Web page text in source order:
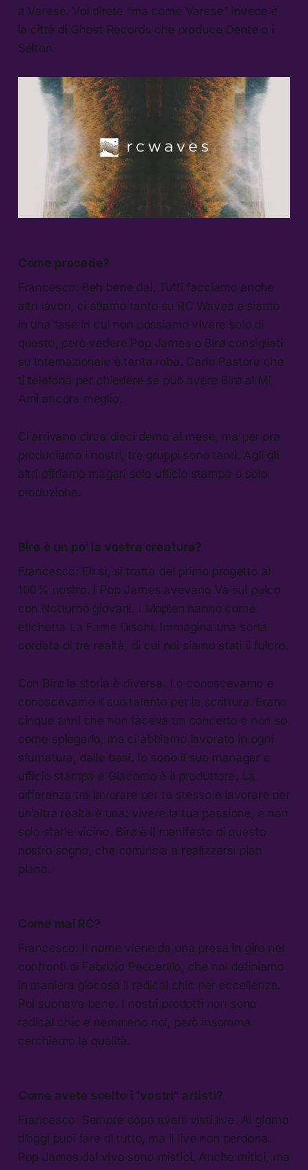
a Varese. Voi direte “ma come Varese” invece è
la città di Ghost Records che produce Dente o i
Selton.
Come procede?
Francesco: Beh bene dai. Tutti facciamo anche
altri lavori, ci stiamo tanto su RC Waves e siamo
in una fase in cui non possiamo vivere solo di
questo, però vedere Pop James o Birø consigliati
su Internazionale è tanta roba. Carlo Pastore che
ti telefona per chiedere se può avere Birø al Mi
Ami ancora meglio.
Ci arrivano circa dieci demo al mese, ma per ora
produciamo i nostri, tre gruppi sono tanti. Agli gli
altri offriamo magari solo ufficio stampa o solo
produzione.
Birø è un po’ la vostra creatura?
Francesco: Eh sì, si tratta del primo progetto al
100% nostro. I Pop James avevano Va sul palco
con Notturno giovani. I Moplen hanno come
etichetta La Fame Dischi. Immagina una sorta
cordata di tre realtà, di cui noi siamo stati il fulcro.
Con Birø la storia è diversa. Lo conoscevamo e
conoscevamo il suo talento per la scrittura. Erano
cinque anni che non faceva un concerto e non so
come spiegarlo, ma ci abbiamo lavorato in ogni
sfumatura, dalle basi. Io sono il suo manager e
ufficio stampa e Giacomo è il produttore. La
differenza tra lavorare per te stesso e lavorare per
un’altra realtà è una: vivere la tua passione, e non
solo starle vicino. Birø è il manifesto di questo
nostro sogno, che comincia a realizzarsi pian
piano.
Come mai RC?
Francesco: Il nome viene da una presa in giro nei
confronti di Fabrizio Peccerillo, che noi definiamo
in maniera giocosa il radical chic per eccellenza.
Poi suonava bene. I nostri prodotti non sono
radical chic e nemmeno noi, però insomma
cerchiamo la qualità.
Come avete scelto i “vostri” artisti?
Francesco: Sempre dopo averli visti live. Al giorno
d’oggi puoi fare di tutto, ma il live non perdona.
Pop James dal vivo sono mistici. Anche mitici, ma